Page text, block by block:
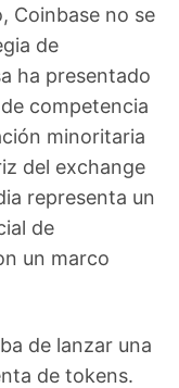
Coinbase no se
de
ha presentado
competencia
minoritaria
del exchange
representa un
de
un marco
de lanzar una
de tokens.